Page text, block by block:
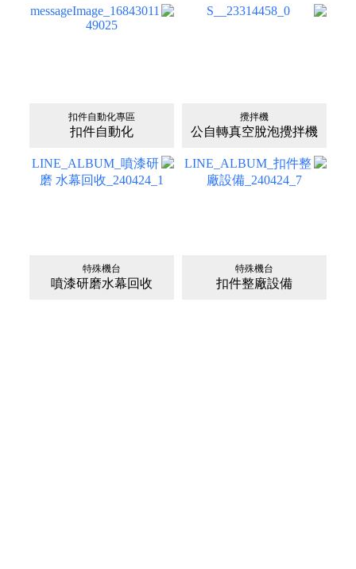
攪拌機
公自轉真空脫泡攪拌機
扣件自動化專區
扣件自動化
特殊機台
扣件整廠設備
特殊機台
噴漆研磨水幕回收